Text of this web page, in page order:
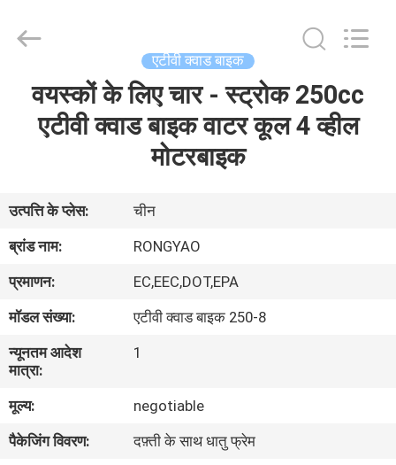
हमारे
बारे
में
कारखाना
भ्रमण
गुणवत्ता
नियंत्रण
Vehicle
Co.,Ltd.
एटीवी क्वाड बाइक
वयस्कों के लिए चार - स्ट्रोक 250cc
एटीवी क्वाड बाइक वाटर कूल 4 व्हील
मोटरबाइक
उत्पत्ति के प्लेस:
चीन
ब्रांड नाम:
RONGYAO
प्रमाणन:
EC,EEC,DOT,EPA
मॉडल संख्या:
एटीवी क्वाड बाइक 250-8
न्यूनतम आदेश
मात्रा:
1
मूल्य:
negotiable
पैकेजिंग विवरण:
दफ़्ती के साथ धातु फ्रेम